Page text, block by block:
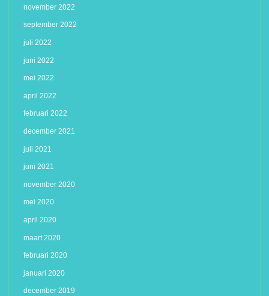
november 2022
september 2022
juli 2022
juni 2022
mei 2022
april 2022
februari 2022
december 2021
juli 2021
juni 2021
november 2020
mei 2020
april 2020
maart 2020
februari 2020
januari 2020
december 2019